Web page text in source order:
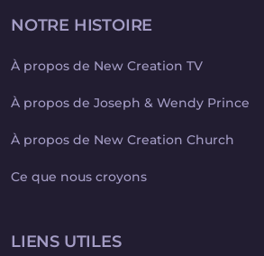
NOTRE HISTOIRE
À propos de New Creation TV
À propos de Joseph & Wendy Prince
À propos de New Creation Church
Ce que nous croyons
LIENS UTILES